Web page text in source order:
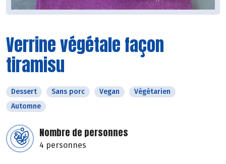
Verrine végétale façon
tiramisu
Dessert Sans porc Vegan
Végétarien
Automne
Nombre de personnes
4 personnes